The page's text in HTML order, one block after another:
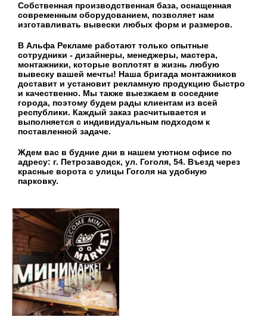
Собственная производственная база, оснащенная
современным оборудованием, позволяет нам
изготавливать вывески любых форм и размеров.
В Альфа Рекламе работают только опытные
сотрудники - дизайнеры, менеджеры, мастера,
монтажники, которые воплотят в жизнь любую
вывеску вашей мечты! Наша бригада монтажников
доставит и установит рекламную продукцию быстро
и качественно. Мы также выезжаем в соседние
города, поэтому будем рады клиентам из всей
республики. Каждый заказ расчитывается и
выполняется с индивидуальным подходом к
поставленной задаче.
Ждем вас в будние дни в нашем уютном офисе по
адресу: г. Петрозаводск, ул. Гоголя, 54. Въезд через
красные ворота с улицы Гоголя на удобную
парковку.